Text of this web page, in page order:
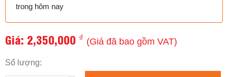
trong hôm nay
Giá: 2,350,000 ₫ (Giá đã bao gồm VAT)
Số lượng: